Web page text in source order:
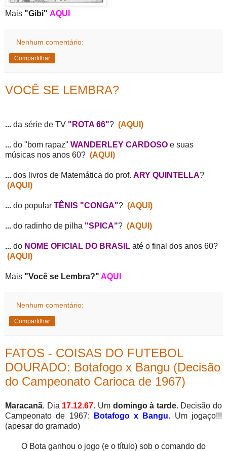
Mais "Gibi" AQUI
Nenhum comentário:
Compartilhar
VOCÊ SE LEMBRA?
... da série de TV "ROTA 66"? (AQUI)
... do "bom rapaz" WANDERLEY CARDOSO e suas
músicas nos anos 60? (AQUI)
... dos livros de Matemática do prof. ARY QUINTELLA?
(AQUI)
... do popular TÊNIS "CONGA"? (AQUI)
... do radinho de pilha "SPICA"? (AQUI)
... do NOME OFICIAL DO BRASIL até o final dos anos 60?
(AQUI)
Mais "Você se Lembra?" AQUI
Nenhum comentário:
Compartilhar
FATOS - COISAS DO FUTEBOL
DOURADO: Botafogo x Bangu (Decisão
do Campeonato Carioca de 1967)
Maracanã. Dia 17.12.67. Um domingo à tarde. Decisão do
Campeonato de 1967:
Botafogo x Bangu. Um jogaço!!!
(apesar do gramado)
O Bota ganhou o jogo (e o título) sob o comando do